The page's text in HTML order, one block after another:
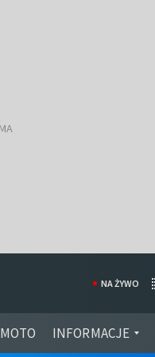
MOTO INFORMACJE
NA ŻYWO